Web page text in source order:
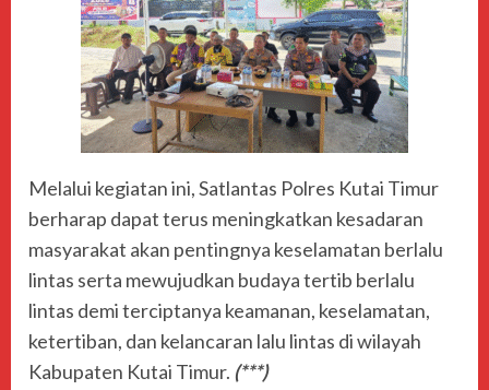
Melalui kegiatan ini, Satlantas Polres Kutai Timur
berharap dapat terus meningkatkan kesadaran
masyarakat akan pentingnya keselamatan berlalu
lintas serta mewujudkan budaya tertib berlalu
lintas demi terciptanya keamanan, keselamatan,
ketertiban, dan kelancaran lalu lintas di wilayah
Kabupaten Kutai Timur. (***)